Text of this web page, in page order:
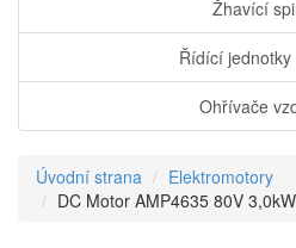
Žhavící
Řídící
Ohřívače
Úvodní strana
Elektromotory
DC Motor AMP4635 80V 3,0kW